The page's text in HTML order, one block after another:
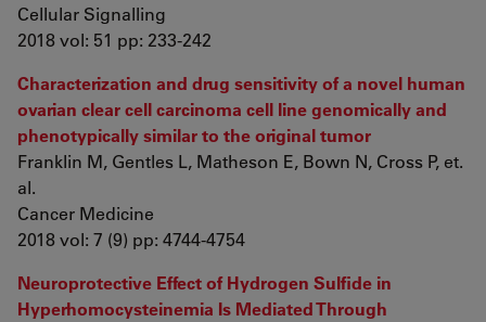
Cellular Signalling
2018 vol: 51 pp: 233-242
Characterization and drug sensitivity of a novel human
ovarian clear cell carcinoma cell line genomically and
phenotypically similar to the original tumor
Franklin M, Gentles L, Matheson E, Bown N, Cross P, et.
al.
Cancer Medicine
2018 vol: 7 (9) pp: 4744-4754
Neuroprotective Effect of Hydrogen Sulfide in
Hyperhomocysteinemia Is Mediated Through